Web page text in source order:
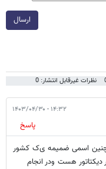
ارسال
نظرات غیرقابل انتشار: 0
۱۴:۳۲ - ۱۴۰۳/۰۴/۳۰
پاسخ
چنین اسمی ضمیمه ی‌ک کشور
دیکتاتور هست ودر انجام